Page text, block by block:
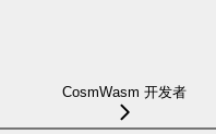
CosmWasm 开发者